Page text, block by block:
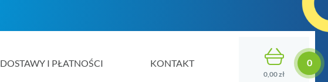
DOSTAWY I PŁATNOŚCI KONTAKT
0,00 zł